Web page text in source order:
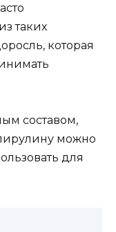
таких
которая
составом,
можно
для